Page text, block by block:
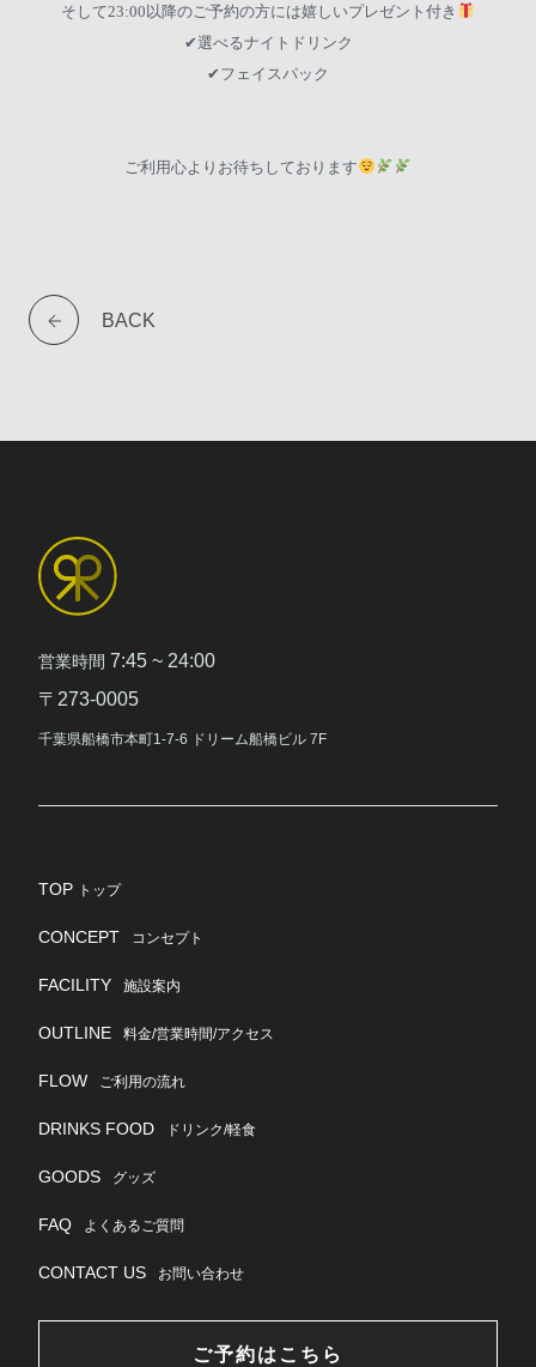
そして23:00以降のご予約の方には嬉しいプレゼント付き
✔︎選べるナイトドリンク
✔︎フェイスパック
ご利用心よりお待ちしております
BACK
営業時間 7:45 ~ 24:00
〒273-0005
千葉県船橋市本町1-7-6 ドリーム船橋ビル 7F
TOP トップ
CONCEPT コンセプト
FACILITY 施設案内
OUTLINE 料金/営業時間/アクセス
FLOW ご利用の流れ
DRINKS FOOD ドリンク/軽食
GOODS グッズ
FAQ よくあるご質問
CONTACT US お問い合わせ
ご予約はこちら